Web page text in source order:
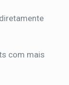
com mais